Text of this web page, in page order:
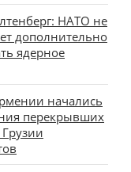
НАТО не
дополнительно
ядерное
начались
перекрывших